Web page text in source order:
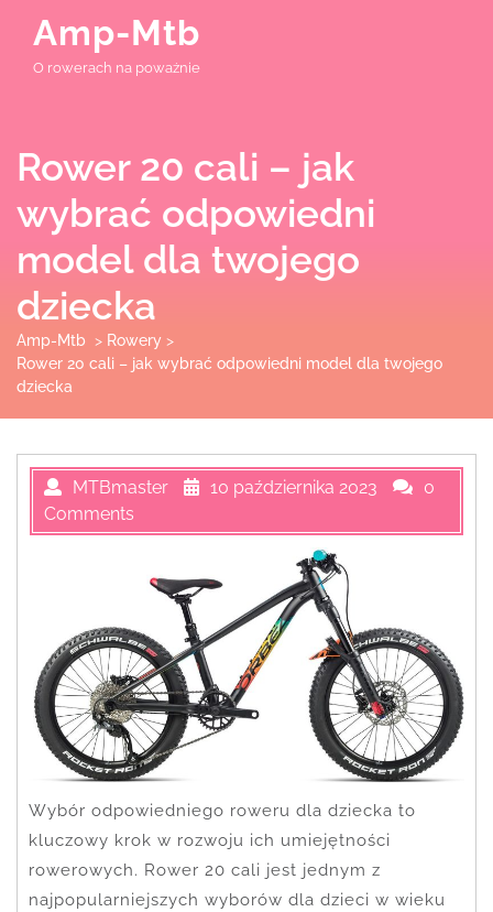
content
Amp-Mtb
O rowerach na poważnie
Rower 20 cali – jak
wybrać odpowiedni
model dla twojego
dziecka
Amp-Mtb > Rowery >
Rower 20 cali – jak wybrać odpowiedni model dla twojego
dziecka
MTBmaster 10 października 2023
0
Comments
Wybór odpowiedniego roweru dla dziecka to
kluczowy krok w rozwoju ich umiejętności
rowerowych. Rower 20 cali jest jednym z
najpopularniejszych wyborów dla dzieci w wieku